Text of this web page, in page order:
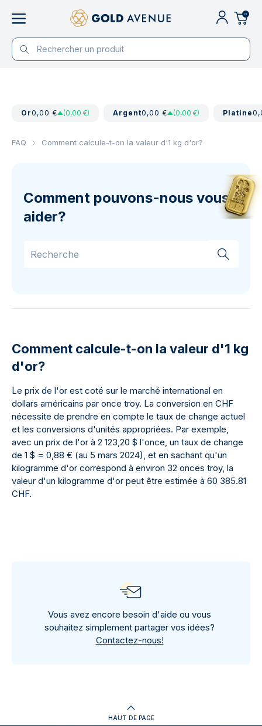
0
Or0,00 € (0,00 €) Argent0,00 € (0,00 €) Platine
FAQ Comment calcule-t-on la valeur d'1 kg d'or?
Comment pouvons-nous vous
aider?
Comment calcule-t-on la valeur d'1 kg
d'or?
Le prix de l'or est coté sur le marché international en
dollars américains par once troy. La conversion en CHF
nécessite de prendre en compte le taux de change actuel
et les conversions d'unités appropriées. Par exemple,
avec un prix de l'or à 2 123,20 $ l'once, un taux de change
de 1 $ = 0,88 € (au 5 mars 2024), et en sachant qu'un
kilogramme d'or correspond à environ 32 onces troy, la
valeur d'un kilogramme d'or peut être estimée à 60 385.81
CHF.
Vous avez encore besoin d'aide ou vous
souhaitez simplement partager vos idées?
Contactez-nous!
HAUT DE PAGE